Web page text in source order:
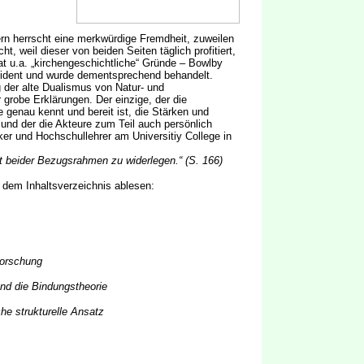
herrscht eine merkwürdige Fremdheit, zuweilen
weil dieser von beiden Seiten täglich profitiert,
u.a. „kirchengeschichtliche“ Gründe – Bowlby
und wurde dementsprechend behandelt.
alte Dualismus von Natur- und
Erklärungen. Der einzige, der die
kennt und bereit ist, die Stärken und
der die Akteure zum Teil auch persönlich
und Hochschullehrer am Universitiy College in
Bezugsrahmen zu widerlegen.“ (S. 166)
Inhaltsverzeichnis ablesen:
die Bindungstheorie
strukturelle Ansatz